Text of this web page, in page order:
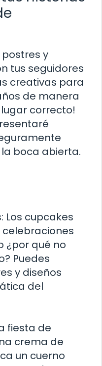
y
tus seguidores
creativas para
de manera
lugar correcto!
boca abierta.
Los cupcakes
celebraciones
¿por qué no
Puedes
y diseños
del
fiesta de
crema de
un cuerno